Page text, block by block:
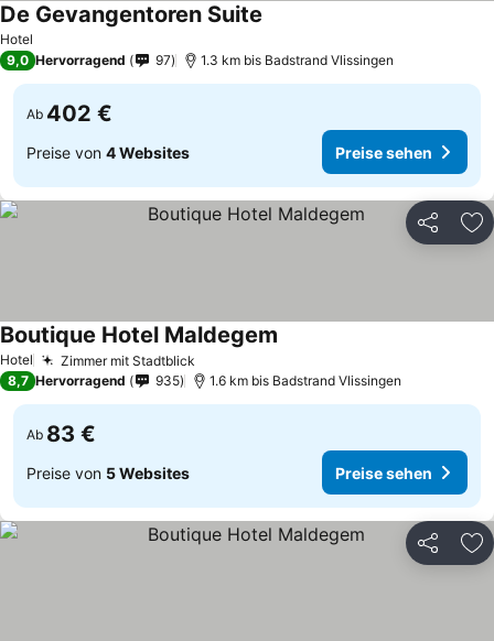
Hotel
De Gevangentoren Suite
9,0 Hervorragend 97 1.3 km bis Badstrand Vlissingen
Ab 402 €
Preise von 4 Websites Preise sehen
Teilen
Hotel Zimmer mit Stadtblick
Boutique Hotel Maldegem
8,7 Hervorragend 935 1.6 km bis Badstrand Vlissingen
Ab 83 €
Preise von 5 Websites Preise sehen
Teilen